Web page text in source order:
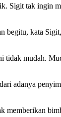
Sigit tak ingin
begitu, kata
tidak mudah.
adanya
memberikan